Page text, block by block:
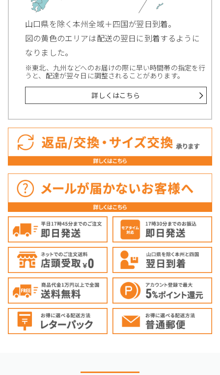
山口県を除く本州全域＋四国が翌日到着。
図の黄色のエリアは配送の翌日に到着するように
なりました。
※東北、九州などへのお届けの際に早い時間帯の指定を行
うと、配達が翌々日に調整されることがあります。
詳しくはこちら